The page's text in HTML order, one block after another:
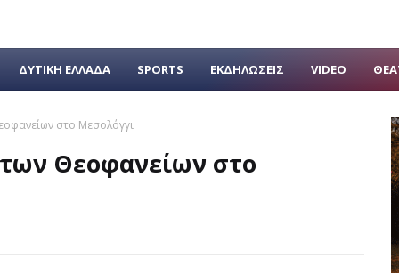
ΔΥΤΙΚΗ ΕΛΛΑΔΑ SPORTS ΕΚΔΗΛΩΣΕΙΣ VIDEO
στο Μεσολόγγι
Θεοφανείων στο